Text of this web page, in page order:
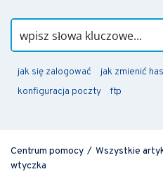
jak się zalogować jak zmienić
konfiguracja poczty
ftp
Centrum pomocy / Wszystkie
wtyczka